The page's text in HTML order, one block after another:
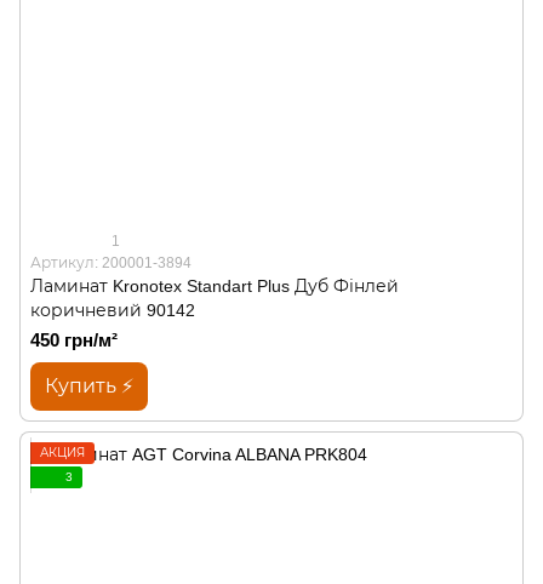
1
Артикул: 200001-3894
Ламинат Kronotex Standart Plus Дуб Фінлей
коричневий 90142
450 грн/м²
Купить ⚡
АКЦИЯ
3